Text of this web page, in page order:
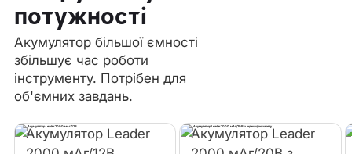
потужності
Акумулятор більшої ємності
збільшує час роботи
інструменту. Потрібен для
об'ємних завдань.
Акумулятор Leader
Акумулятор Leader